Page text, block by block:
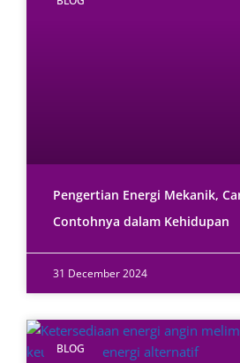
Pengertian Energi Mekanik,
Contohnya dalam Kehidupan
31 December 2024
BLOG